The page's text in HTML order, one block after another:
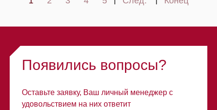
Появились вопросы?
Оставьте заявку, Ваш личный менеджер с
удовольствием на них ответит